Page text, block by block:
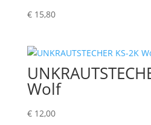
€15,80
Wolf
€12,00